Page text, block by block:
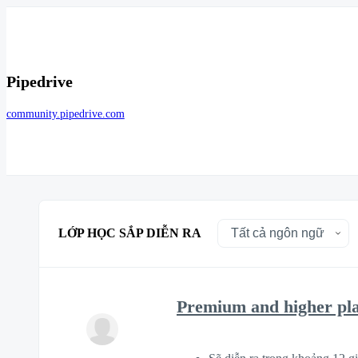
Pipedrive
community.pipedrive.com
LỚP HỌC SẮP DIỄN RA
Premium and higher